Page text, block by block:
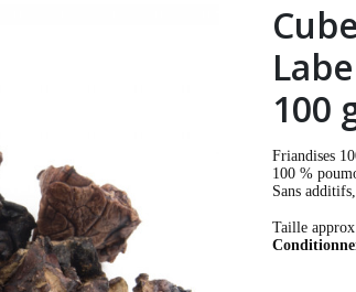
100
Friandises
100 %
Sans
Taille